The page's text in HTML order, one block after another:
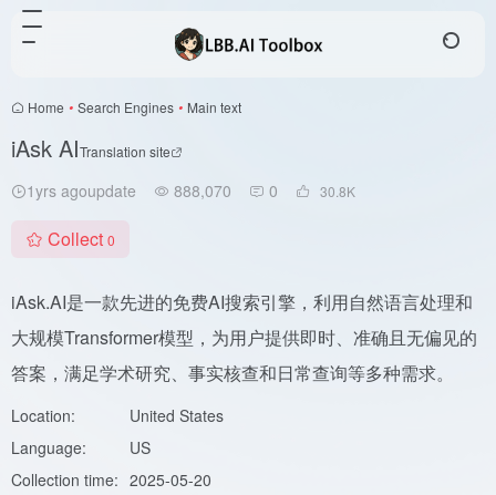
Home • Search Engines • Main text
iAsk AITranslation site
1yrs agoupdate 888,070 0 30.8K
Collect 0
iAsk.AI是一款先进的免费AI搜索引擎，利用自然语言处理和
大规模Transformer模型，为用户提供即时、准确且无偏见的
答案，满足学术研究、事实核查和日常查询等多种需求。
Location:
United States
Language:
US
Collection time: 2025-05-20